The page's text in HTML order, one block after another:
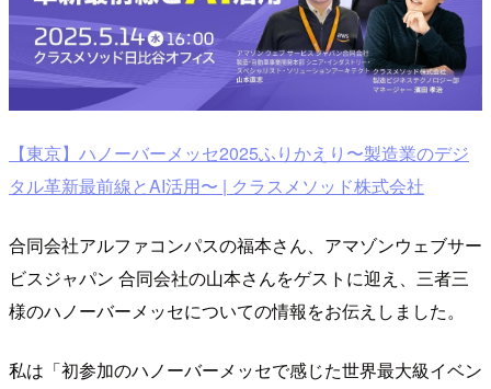
【東京】ハノーバーメッセ2025ふりかえり〜製造業のデジ
タル革新最前線とAI活用〜 | クラスメソッド株式会社
合同会社アルファコンパスの福本さん、アマゾンウェブサー
ビスジャパン 合同会社の山本さんをゲストに迎え、三者三
様のハノーバーメッセについての情報をお伝えしました。
私は「初参加のハノーバーメッセで感じた世界最大級イベン